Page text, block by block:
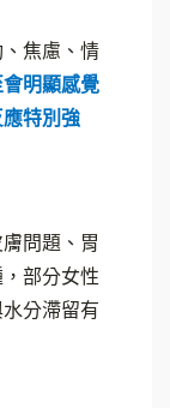
焦慮、情
明顯感覺
應特別強
問題、胃
部分女性
分滯留有